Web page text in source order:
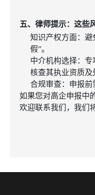
五、律师提示：这些
知识产权方面：避
假”。
中介机构选择：
核查其执业资质及
合规审查：申报前
如果您对高企申报中
欢迎联系我们，我们